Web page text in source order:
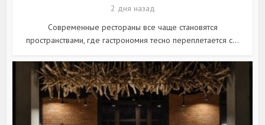
2 дня назад
Современные рестораны все чаще становятся
пространствами, где гастрономия тесно переплетается с...